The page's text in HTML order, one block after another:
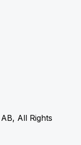
All Rights